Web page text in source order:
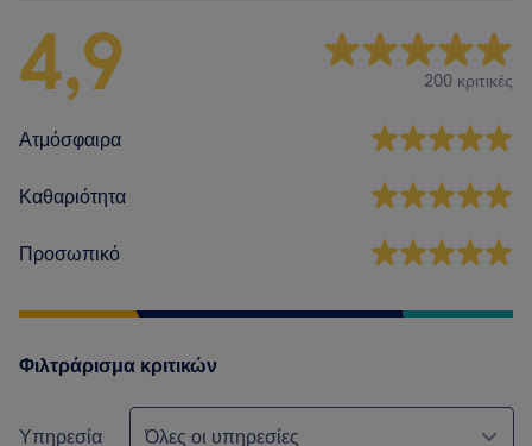
4,9 200 κριτικές
Ατμόσφαιρα
Καθαριότητα
Προσωπικό
Φιλτράρισμα κριτικών
Υπηρεσία Όλες οι υπηρεσίες